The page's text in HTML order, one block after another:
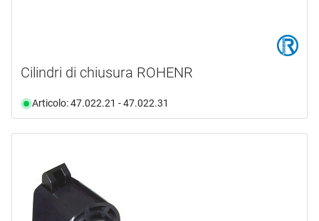
Cilindri di chiusura ROHENR
Articolo: 47.022.21 - 47.022.31